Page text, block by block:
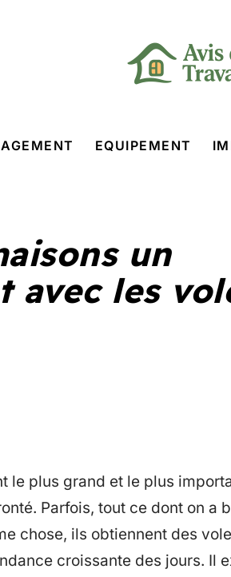
EQUIPEMENT
un
avec les
le plus grand et le plus
Parfois, tout ce dont on a
chose, ils obtiennent des
croissante des jours. Il